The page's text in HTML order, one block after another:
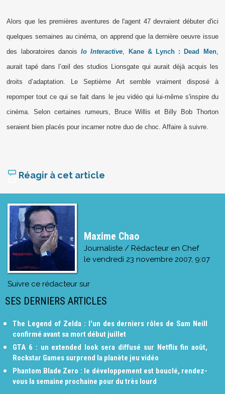
Alors que les premières aventures de l'agent 47 devraient débuter d'ici
quelques semaines au cinéma, on apprend que la dernière oeuvre issue
des laboratoires danoisIo Interactive Kane & Lynch : Dead Men,
aurait tapé dans l’œil des studios Lionsgate qui aurait déjà acquis les
droits d’adaptation. Le Septième Art semble vraiment disposé à
repomper tout ce qui se fait dans le jeu vidéo qui lui-même s'inspire du
cinéma. Selon certaines rumeurs, Bruce Willis et Billy Bob Thorton
seraient bien placés pour incarner notre duo de choc. Affaire à suivre.
Réagir à cet article
Maxime Chao
Journaliste / Rédacteur en Chef
le vendredi 23 novembre 2007, 9:07
Suivre ce rédacteur sur
SES DERNIERS ARTICLES
The Legend of Zelda : l'un des derniers rôles de Sam Neill
confirmé avant sa mort début juillet
GTA 6 : un extended look sera diffusé sur Netflix fin août,
Rockstar Games surprend la planète jeu vidéo
Phantom Blade Zero : le développement est bouclé, rendez-
vous la semaine prochaine pour du très lourd